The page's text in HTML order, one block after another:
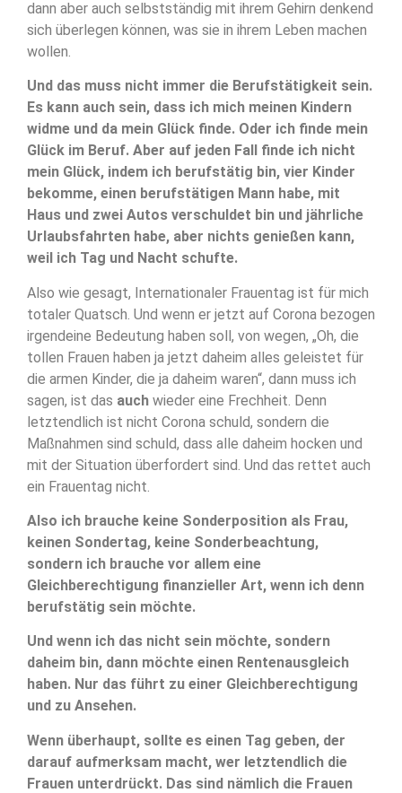
dann aber auch selbstständig mit ihrem Gehirn denkend
sich überlegen können, was sie in ihrem Leben machen
wollen.
Und das muss nicht immer die Berufstätigkeit sein.
Es kann auch sein, dass ich mich meinen Kindern
widme und da mein Glück finde. Oder ich finde mein
Glück im Beruf. Aber auf jeden Fall finde ich nicht
mein Glück, indem ich berufstätig bin, vier Kinder
bekomme, einen berufstätigen Mann habe, mit
Haus und zwei Autos verschuldet bin und jährliche
Urlaubsfahrten habe, aber nichts genießen kann,
weil ich Tag und Nacht schufte.
Also wie gesagt, Internationaler Frauentag ist für mich
totaler Quatsch. Und wenn er jetzt auf Corona bezogen
irgendeine Bedeutung haben soll, von wegen, „Oh, die
tollen Frauen haben ja jetzt daheim alles geleistet für
die armen Kinder, die ja daheim waren“, dann muss ich
sagen, ist das auch wieder eine Frechheit. Denn
letztendlich ist nicht Corona schuld, sondern die
Maßnahmen sind schuld, dass alle daheim hocken und
mit der Situation überfordert sind. Und das rettet auch
ein Frauentag nicht.
Also ich brauche keine Sonderposition als Frau,
keinen Sondertag, keine Sonderbeachtung,
sondern ich brauche vor allem eine
Gleichberechtigung finanzieller Art, wenn ich denn
berufstätig sein möchte.
Und wenn ich das nicht sein möchte, sondern
daheim bin, dann möchte einen Rentenausgleich
haben. Nur das führt zu einer Gleichberechtigung
und zu Ansehen.
Wenn überhaupt, sollte es einen Tag geben, der
darauf aufmerksam macht, wer letztendlich die
Frauen unterdrückt. Das sind nämlich die Frauen